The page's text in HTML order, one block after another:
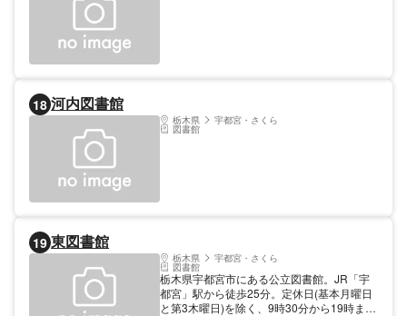
18 河内図書館
栃木県 宇都宮・さくら
図書館
19 東図書館
栃木県 宇都宮・さくら
図書館
栃木県宇都宮市にある公立図書館。JR「宇
都宮」駅から徒歩25分。定休日(基本月曜日
と第3木曜日)を除く、9時30分から19時まで